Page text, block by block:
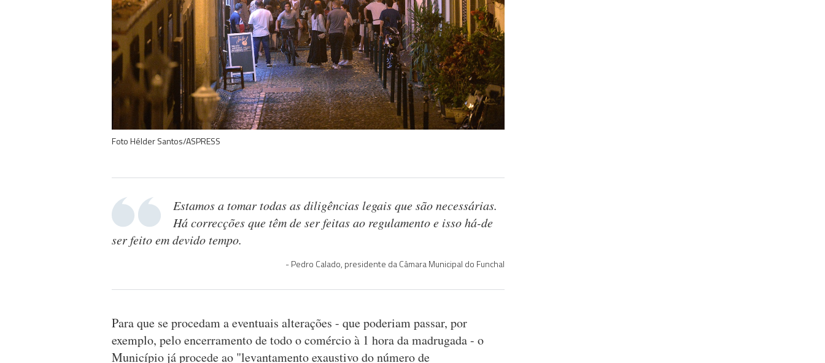
Foto Hélder Santos/ASPRESS
Estamos a tomar todas as diligências legais que são necessárias.
Há correcções que têm de ser feitas ao regulamento e isso há-de
ser feito em devido tempo.
Pedro Calado, presidente da Câmara Municipal do Funchal
Para que se procedam a eventuais alterações - que poderiam passar, por
exemplo, pelo encerramento de todo o comércio à 1 hora da madrugada - o
Município já procede ao "levantamento exaustivo do número de